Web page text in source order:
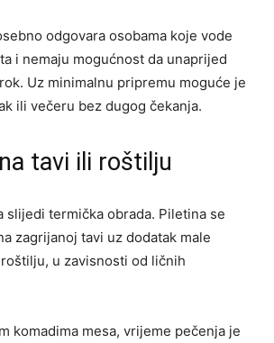
odgovara osobama koje vode
i nemaju mogućnost da unaprijed
Uz minimalnu pripremu moguće je
ili večeru bez dugog čekanja.
tavi ili roštilju
slijedi termička obrada. Piletina se
zagrijanoj tavi uz dodatak male
u zavisnosti od ličnih
komadima mesa, vrijeme pečenja je